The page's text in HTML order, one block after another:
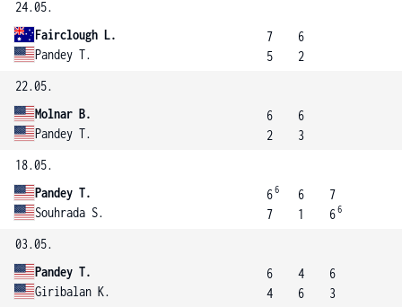
24.05.
Fairclough L.
Pandey T.
7
5
6
2
22.05.
Molnar B.
Pandey T.
6
2
6
3
18.05.
Pandey T.
Souhrada S.
66
7
6
1
7
66
03.05.
Pandey T.
Giribalan K.
6
4
4
6
6
3